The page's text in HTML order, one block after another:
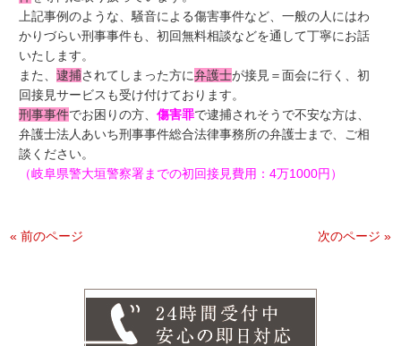
上記事例のような、騒音による傷害事件など、一般の人にはわ
かりづらい刑事事件も、初回無料相談などを通して丁寧にお話
いたします。
また、逮捕されてしまった方に弁護士が接見＝面会に行く、初
回接見サービスも受け付けております。
刑事事件でお困りの方、傷害罪で逮捕されそうで不安な方は、
弁護士法人あいち刑事事件総合法律事務所の弁護士まで、ご相
談ください。
（岐阜県警大垣警察署までの初回接見費用：4万1000円）
« 前のページ 次のページ »